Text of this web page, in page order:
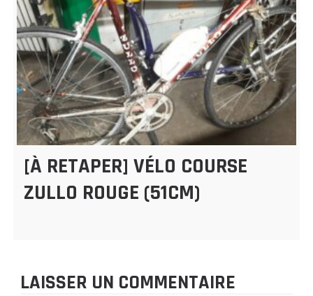
[À RETAPER] VÉLO COURSE
ZULLO ROUGE (51CM)
LAISSER UN COMMENTAIRE